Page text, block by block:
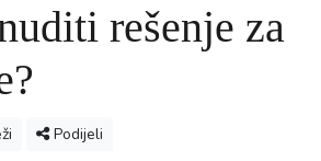
rešenje za
Podijeli